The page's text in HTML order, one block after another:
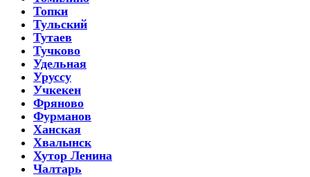
Топки
Тульский
Тутаев
Тучково
Удельная
Уруссу
Учкекен
Фряново
Фурманов
Ханская
Хвалынск
Хутор Ленина
Чалтарь